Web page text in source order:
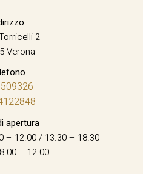
2
Verona
apertura
– 12.00 / 13.30 – 18.30
– 12.00